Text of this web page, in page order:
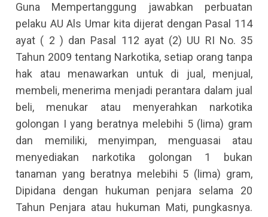
Guna Mempertanggung jawabkan perbuatan
pelaku AU Als Umar kita dijerat dengan Pasal 114
ayat ( 2 ) dan Pasal 112 ayat (2) UU RI No. 35
Tahun 2009 tentang Narkotika, setiap orang tanpa
hak atau menawarkan untuk di jual, menjual,
membeli, menerima menjadi perantara dalam jual
beli, menukar atau menyerahkan narkotika
golongan I yang beratnya melebihi 5 (lima) gram
dan memiliki, menyimpan, menguasai atau
menyediakan narkotika golongan 1 bukan
tanaman yang beratnya melebihi 5 (lima) gram,
Dipidana dengan hukuman penjara selama 20
Tahun Penjara atau hukuman Mati, pungkasnya.